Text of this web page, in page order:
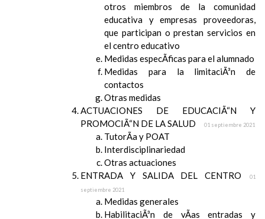
otros miembros de la comunidad
educativa y empresas proveedoras,
que participan o prestan servicios en
el centro educativo
Medidas especÃ­ficas para el alumnado
Medidas para la limitaciÃ³n de
contactos
Otras medidas
ACTUACIONES DE EDUCACIÃ“N Y
PROMOCIÃ“N DE LA SALUD
01 septiembre 2021
TutorÃ­a y POAT
Interdisciplinariedad
Otras actuaciones
ENTRADA Y SALIDA DEL CENTRO
01
septiembre 2021
Medidas generales
HabilitaciÃ³n de vÃ­as entradas y